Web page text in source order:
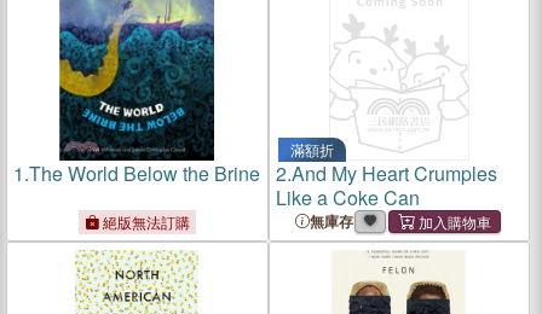
1.The World Below the Brine
絕版無法訂購
滿額折
2.And My Heart Crumples
Like a Coke Can
無庫存